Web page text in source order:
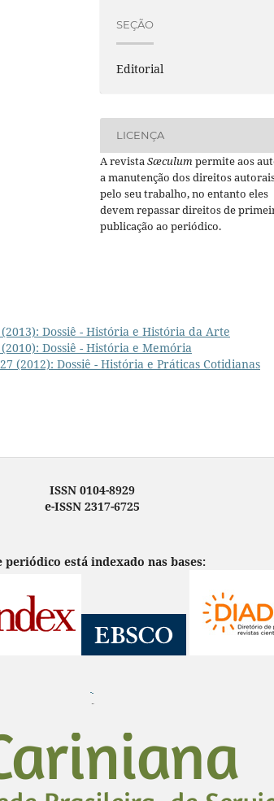
SEÇÃO
Editorial
LICENÇA
A revistaSæculumpermite aos
a manutenção dos direitos
pelo seu trabalho, no entanto eles
devem repassar direitos de
publicação ao periódico.
Dossiê - História e História da Arte
Dossiê - História e Memória
(2012): Dossiê - História e Práticas Cotidianas
ISSN 0104-8929
e-ISSN 2317-6725
periódico está indexado nas bases:
¨